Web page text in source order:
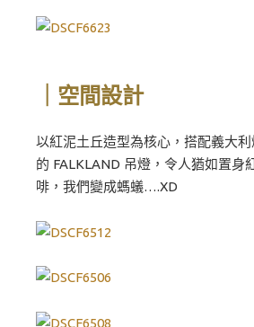
｜空間設計
以紅泥土丘造型為核心，搭配義大利
的 FALKLAND 吊燈，令人猶如置身
啡，我們變成螞蟻….XD